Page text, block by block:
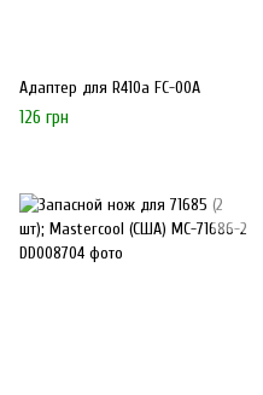
Адаптер для R410a FC-00A
126 грн